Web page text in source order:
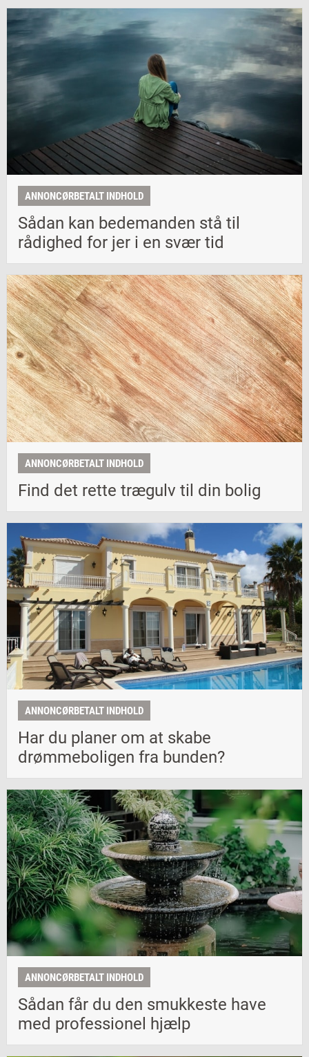
ANNONCØRBETALT INDHOLD
Sådan kan bedemanden stå til
rådighed for jer i en svær tid
ANNONCØRBETALT INDHOLD
Find det rette trægulv til din bolig
ANNONCØRBETALT INDHOLD
Har du planer om at skabe
drømmeboligen fra bunden?
ANNONCØRBETALT INDHOLD
Sådan får du den smukkeste have
med professionel hjælp